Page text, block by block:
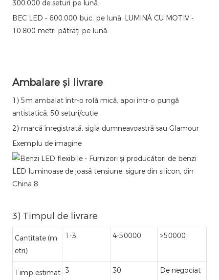
300.000 de seturi pe lună.
BEC LED - 600.000 buc. pe lună. LUMINĂ CU MOTIV -
10.800 metri pătrați pe lună.
Ambalare și livrare
1) 5m ambalat într-o rolă mică, apoi într-o pungă
antistatică. 50 seturi/cutie
2) marcă înregistrată: sigla dumneavoastră sau Glamour
Exemplu de imagine
3) Timpul de livrare
Cantitate (m
etri)
1-3 4-50000 >50000
Timp estimat 3 30 De negociat